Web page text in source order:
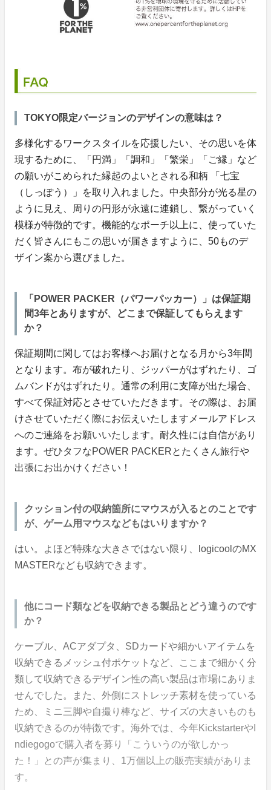
TOKYO限定バージョンのデザインの意味は？
多様化するワークスタイルを応援したい、その思いを体
現するために、「円満」「調和」「繁栄」「ご縁」など
の願いがこめられた縁起のよいとされる和柄 「七宝
（しっぽう）」を取り入れました。中央部分が光る星の
ように見え、周りの円形が永遠に連鎖し、繋がっていく
模様が特徴的です。機能的なポーチ以上に、使っていた
だく皆さんにもこの思いが届きますように、50ものデ
ザイン案から選びました。
「POWER PACKER（パワーパッカー）」は保証期
間3年とありますが、どこまで保証してもらえます
か？
保証期間に関してはお客様へお届けとなる月から3年間
となります。布が破れたり、ジッパーがはずれたり、ゴ
ムバンドがはずれたり。通常の利用に支障が出た場合、
すべて保証対応とさせていただきます。その際は、お届
けさせていただく際にお伝えいたしますメールアドレス
へのご連絡をお願いいたします。耐久性には自信があり
ます。ぜひタフなPOWER PACKERとたくさん旅行や
出張にお出かけください！
クッション付の収納箇所にマウスが入るとのことです
が、ゲーム用マウスなどもはいりますか？
はい。よほど特殊な大きさではない限り、logicoolのMX
MASTERなども収納できます。
他にコード類などを収納できる製品とどう違うのです
か？
ケーブル、ACアダプタ、SDカードや細かいアイテムを
収納できるメッシュ付ポケットなど、ここまで細かく分
類して収納できるデザイン性の高い製品は市場にありま
せんでした。また、外側にストレッチ素材を使っている
ため、ミニ三脚や自撮り棒など、サイズの大きいものも
収納できるのが特徴です。海外では、今年KickstarterやI
ndiegogoで購入者を募り「こういうのが欲しかっ
た！」との声が集まり、1万個以上の販売実績がありま
す。